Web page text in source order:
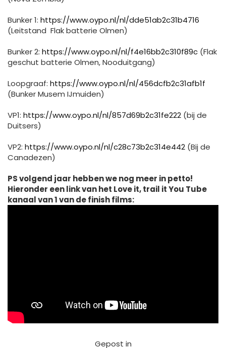
Bunker 1: https://www.oypo.nl/nl/dde51ab2c31b4716
(Leitstand Flak batterie Olmen)
Bunker 2: https://www.oypo.nl/nl/f4e16bb2c310f89c (Flak
geschut batterie Olmen, Nooduitgang)
Loopgraaf: https://www.oypo.nl/nl/456dcfb2c31afb1f
(Bunker Musem IJmuiden)
VP1: https://www.oypo.nl/nl/857d69b2c31fe222 (bij de
Duitsers)
VP2: https://www.oypo.nl/nl/c28c73b2c314e442 (Bij de
Canadezen)
PS volgend jaar hebben we nog meer in petto!
Hieronder een link van het Love it, trail it You Tube
kanaal van 1 van de finish films:
Gepost in